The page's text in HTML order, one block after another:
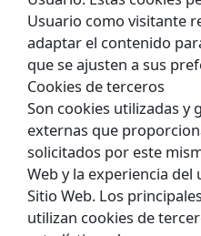
Usuario como visitante
adaptar el contenido
que se ajusten a sus
Cookies de terceros
Son cookies utilizadas y
externas que
solicitados por este
Web y la experiencia del
Sitio Web. Los
utilizan cookies de